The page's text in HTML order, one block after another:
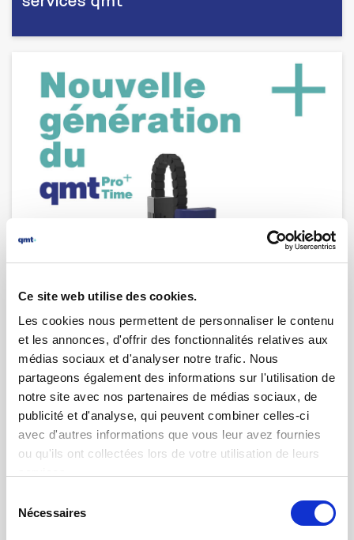
Ce site web utilise des cookies.
Les cookies nous permettent de personnaliser le contenu
et les annonces, d'offrir des fonctionnalités relatives aux
médias sociaux et d'analyser notre trafic. Nous
partageons également des informations sur l'utilisation de
notre site avec nos partenaires de médias sociaux, de
publicité et d'analyse, qui peuvent combiner celles-ci
avec d'autres informations que vous leur avez fournies
ou qu'ils ont collectées lors de votre utilisation de leurs
Nécessaires
disponible sur le marché !